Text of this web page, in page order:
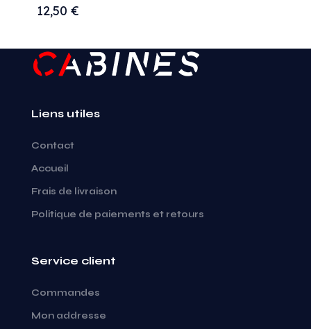
12,50 €
Liens utiles
Contact
Accueil
Frais de livraison
Politique de paiements et retours
Service client
Commandes
Mon addresse